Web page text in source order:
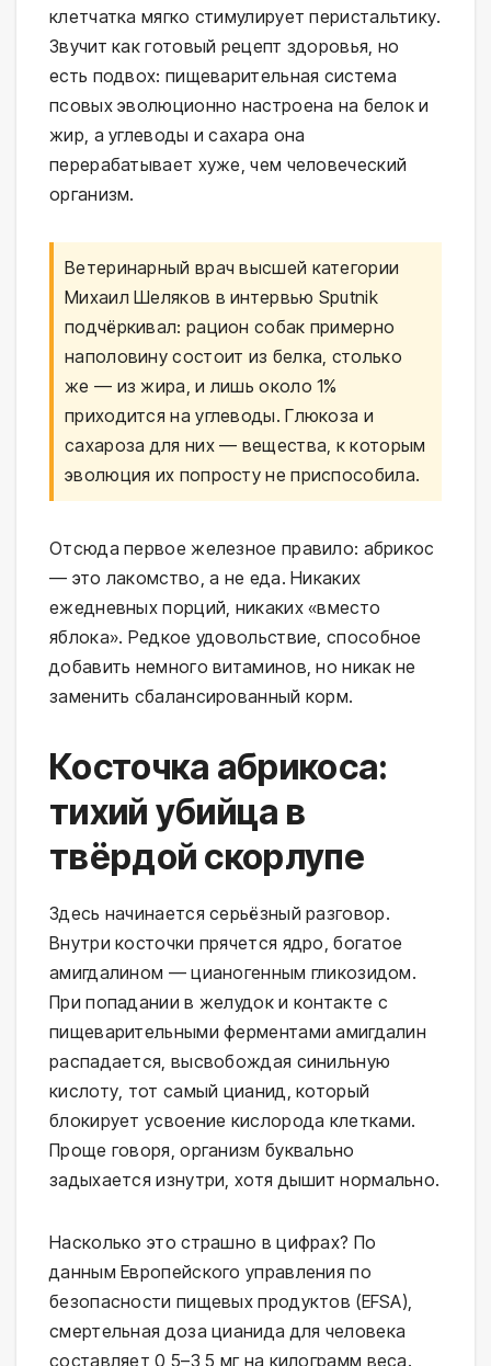
клетчатка мягко стимулирует перистальтику.
Звучит как готовый рецепт здоровья, но
есть подвох: пищеварительная система
псовых эволюционно настроена на белок и
жир, а углеводы и сахара она
перерабатывает хуже, чем человеческий
организм.
Ветеринарный врач высшей категории
Михаил Шеляков в интервью Sputnik
подчёркивал: рацион собак примерно
наполовину состоит из белка, столько
же — из жира, и лишь около 1%
приходится на углеводы. Глюкоза и
сахароза для них — вещества, к которым
эволюция их попросту не приспособила.
Отсюда первое железное правило: абрикос
— это лакомство, а не еда. Никаких
ежедневных порций, никаких «вместо
яблока». Редкое удовольствие, способное
добавить немного витаминов, но никак не
заменить сбалансированный корм.
Косточка абрикоса:
тихий убийца в
твёрдой скорлупе
Здесь начинается серьёзный разговор.
Внутри косточки прячется ядро, богатое
амигдалином — цианогенным гликозидом.
При попадании в желудок и контакте с
пищеварительными ферментами амигдалин
распадается, высвобождая синильную
кислоту, тот самый цианид, который
блокирует усвоение кислорода клетками.
Проще говоря, организм буквально
задыхается изнутри, хотя дышит нормально.
Насколько это страшно в цифрах? По
данным Европейского управления по
безопасности пищевых продуктов (EFSA),
смертельная доза цианида для человека
составляет 0,5–3,5 мг на килограмм веса.